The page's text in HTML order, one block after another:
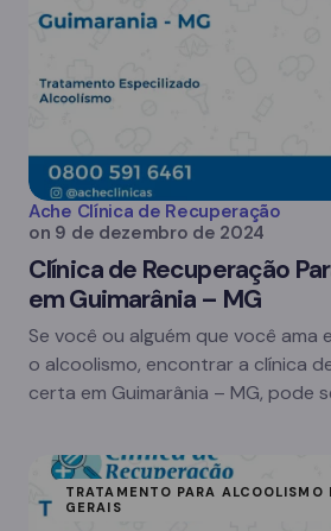
Ache Clínica de Recuperação
on 9 de dezembro de 2024
Clínica de Recuperação
em Guimarânia – MG
Se você ou alguém que você
o alcoolismo, encontrar a clínica
certa em Guimarânia – MG, pode
TRATAMENTO PARA ALCOOLISMO
GERAIS